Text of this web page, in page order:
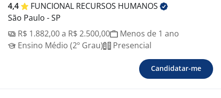
4,4 FUNCIONAL RECURSOS HUMANOS
São Paulo - SP
R$ 1.882,00 a R$ 2.500,00
Menos de 1 ano
Ensino Médio (2º Grau)
Presencial
Candidatar-me